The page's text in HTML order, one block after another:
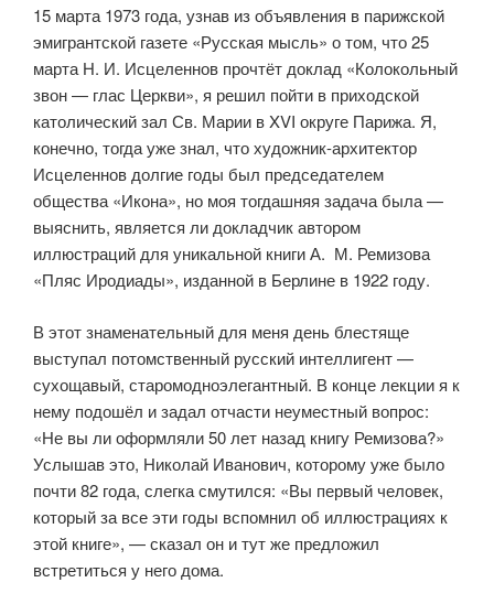
15 марта 1973 года, узнав из объявления в парижской
эмигрантской газете «Русская мысль» о том, что 25
марта Н. И. Исцеленнов прочтёт доклад «Колокольный
звон — глас Церкви», я решил пойти в приход­ской
католический зал Св. Марии в XVI округе Парижа. Я,
конечно, тогда уже знал, что художник-архитектор
Исцеленнов долгие годы был пред­седателем
общества «Икона», но моя тогдашняя задача была —
выяс­нить, является ли докладчик автором
иллюстраций для уникальной книги А. М. Ремизова
«Пляс Иродиады», изданной в Берлине в 1922 году.
В этот знаменательный для меня день блестяще
выступал потомственный русский интеллигент —
сухощавый, старомодно­элегантный. В конце лекции я к
нему подошёл и задал отчасти неумест­ный вопрос:
«Не вы ли оформляли 50 лет назад книгу Ремизова?»
Услышав это, Николай Иванович, которому уже было
почти 82 года, слегка смутился: «Вы первый человек,
который за все эти годы вспом­нил об иллюстрациях к
этой книге», — сказал он и тут же предложил
встретиться у него дома.